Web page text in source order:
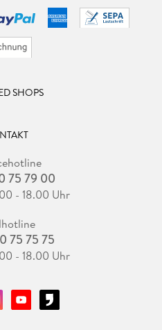
SHOPS
75 79 00
- 18.00 Uhr
75 75 75
- 18.00 Uhr